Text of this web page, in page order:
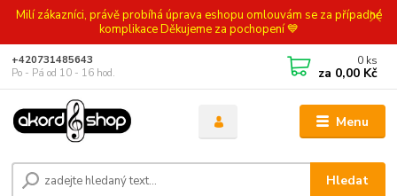
Milí zákazníci, právě probíhá úprava eshopu omlouvám se za případné
komplikace Děkujeme za pochopení 💙
Menu
Hledat
+420731485643
Po - Pá od 10 - 16 hod.
0 ks
za 0,00 Kč